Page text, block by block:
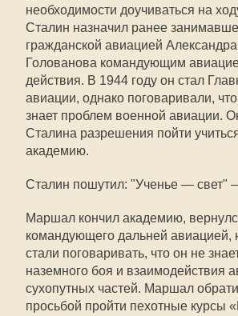
необходимости доучиваться на
Сталин назначил ранее
гражданской авиацией
Голованова командующим
действия. В 1944 году он стал
авиации, однако поговаривали,
знает проблем военной авиации.
Сталина разрешения пойти
академию.
Сталин пошутил: "Ученье — свет"
Маршал кончил академию,
командующего дальней авиацией,
стали поговаривать, что он не
наземного боя и взаимодействия
сухопутных частей. Маршал
просьбой пройти пехотные курсы